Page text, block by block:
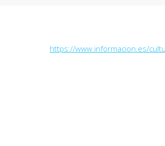
https://www.informacion.es/